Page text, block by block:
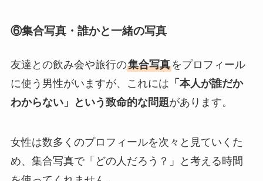
⑥集合写真・誰かと一緒の写真
友達との飲み会や旅行の集合写真をプロフィール
に使う男性がいますが、これには 「本人が誰だか
わからない」という致命的な問題があります。
女性は数多くのプロフィールを次々と見ていくた
め、集合写真で「どの人だろう？」と考える時間